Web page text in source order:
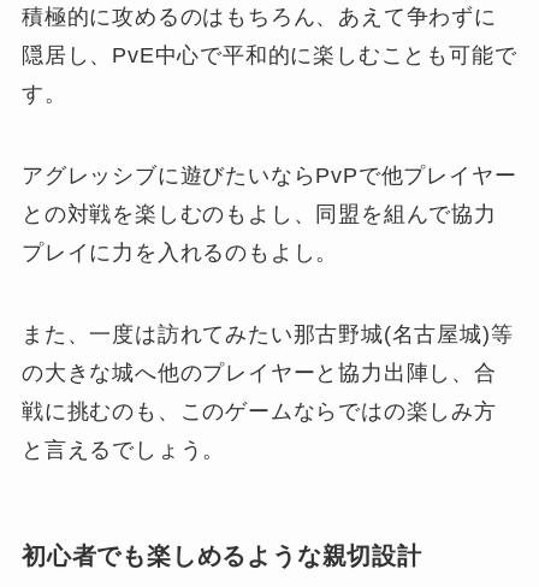
積極的に攻めるのはもちろん、あえて争わずに
隠居し、PvE中心で平和的に楽しむことも可能で
す。
アグレッシブに遊びたいならPvPで他プレイヤー
との対戦を楽しむのもよし、同盟を組んで協力
プレイに力を入れるのもよし。
また、一度は訪れてみたい那古野城(名古屋城)等
の大きな城へ他のプレイヤーと協力出陣し、合
戦に挑むのも、このゲームならではの楽しみ方
と言えるでしょう。
初心者でも楽しめるような親切設計